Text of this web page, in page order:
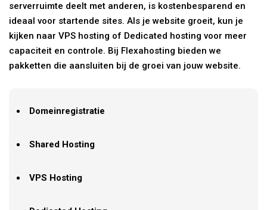
serverruimte deelt met anderen, is kostenbesparend en
ideaal voor startende sites. Als je website groeit, kun je
kijken naar VPS hosting of Dedicated hosting voor meer
capaciteit en controle. Bij Flexahosting bieden we
pakketten die aansluiten bij de groei van jouw website.
Domeinregistratie
Shared Hosting
VPS Hosting